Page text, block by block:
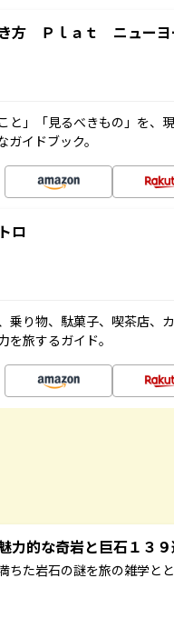
方 Ｐｌａｔ ニューヨ
と」「見るべきもの」を
イドブック。
ロ
乗り物、駄菓子、喫茶店、
を旅するガイド。
力的な奇岩と巨石１３
ちた岩石の謎を旅の雑学と